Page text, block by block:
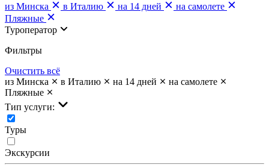
из Минска
в Италию на 14 дней
на самолете
Пляжные
Туроператор
Фильтры
Очистить всё
из Минска
в Италию на 14 дней
на самолете
Пляжные
Тип услуги:
Туры
Экскурсии